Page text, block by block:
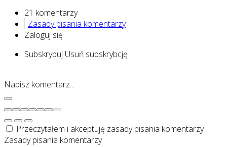
21 komentarzy
Zasady pisania komentarzy
Zaloguj się
Subskrybuj Usuń subskrybcję
Napisz komentarz...
Przeczytałem i akceptuję zasady pisania komentarzy
Zasady pisania komentarzy